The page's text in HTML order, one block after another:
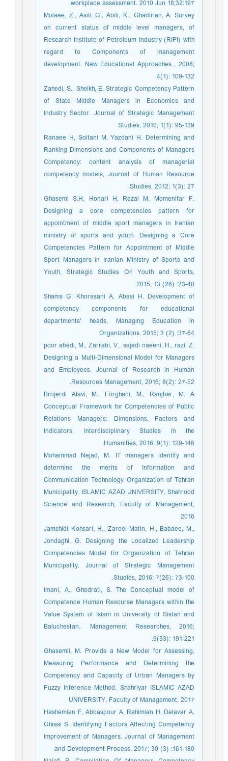
workplace assessment. 2010 Jun 18;32:197.
Molaee, Z., Asili, G., Abili, K., Ghadirian, A. Survey
on current status of middle level managers, of
Research Institute of Petroleum Industry (RIPI) with
regard to Components of management
development. New Educational Approaches , 2008;
4(1): 109-132.
Zahedi, S., Sheikh, E. Strategic Competency Pattern
of State Middle Managers in Economics and
Industry Sector. Journal of Strategic Management
Studies, 2010; 1(1): 95-139
Ranaee H, Soltani M, Yazdani H. Determining and
Ranking Dimensions and Components of Managers
Competency: content analysis of managerial
competency models, Journal of Human Resource
Studies, 2012; 1(3): 27.
Ghasemi S.H, Honari H, Rezai M, Momenifar F.
Designing a core competencies pattern for
appointment of middle sport managers in Iranian
ministry of sports and youth. Designing a Core
Competencies Pattern for Appointment of Middle
Sport Managers in Iranian Ministry of Sports and
Youth, Strategic Studies On Youth and Sports,
2015; 13 (26) :23-40
Shams G, Khorasani A, Abasi H. Development of
competency components for educational
departments’ heads, Managing Education in
Organizations. 2015; 3 (2) :37-64
poor abedi, M., Zarrabi, V., sajadi naeeni, H., razi, Z.
Designing a Multi-Dimensional Model for Managers
and Employees. Journal of Research in Human
Resources Management, 2016; 8(2): 27-52.
Brojerdi Alavi, M., Forghani, M., Ranjbar, M. A
Conceptual Framework for Competencies of Public
Relations Managers: Dimensions, Factors and
Indicators. Interdisciplinary Studies in the
Humanities, 2016; 9(1): 129-146.
Mohammad Nejad, M. IT managers identify and
determine the merits of Information and
Communication Technology Organization of Tehran
Municipality. ISLAMIC AZAD UNIVERSITY, Shahrood
Science and Research, Faculty of Management,
2016
Jamshidi Kohsari, H., Zareei Matin, H., Babaee, M.,
Jondaghi, G. Designing the Localized Leadership
Competencies Model for Organization of Tehran
Municipality. Journal of Strategic Management
Studies, 2016; 7(26): 73-100.
Imani, A., Ghodrati, S. The Conceptual model of
Competence Human Resourse Managers within the
Value System of Islam in University of Sistan and
Baluchestan.. Management Researches, 2016;
9(33): 191-221.
Ghasemli, M. Provide a New Model for Assessing,
Measuring Performance and Determining the
Competency and Capacity of Urban Managers by
Fuzzy Inference Method. Shahriyar ISLAMIC AZAD
UNIVERSITY, Faculty of Management, 2017
Hashemian F, Abbaspour A, Rahimian H, Delavar A,
Ghiasi S. Identifying Factors Affecting Competency
Improvement of Managers. Journal of Management
and Development Process. 2017; 30 (3) :161-180